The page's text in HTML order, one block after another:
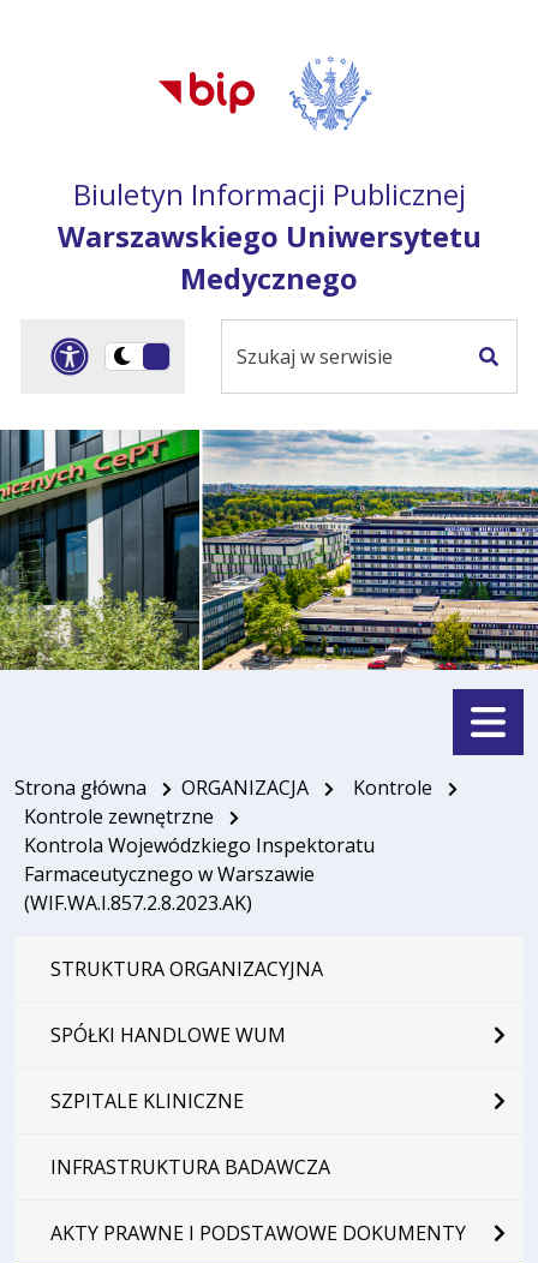
głównego menu
serwisu
Biuletyn Informacji Publicznej
Warszawskiego Uniwersytetu
Medycznego
Panel dostosowania
Przełącz
ciemną
serwisie
Menu
Strona główna ORGANIZACJA
Kontrole
Kontrole zewnętrzne
Kontrola Wojewódzkiego Inspektoratu
Farmaceutycznego w Warszawie
(WIF.WA.I.857.2.8.2023.AK)
STRUKTURA ORGANIZACYJNA
SPÓŁKI HANDLOWE WUM
SZPITALE KLINICZNE
INFRASTRUKTURA BADAWCZA
AKTY PRAWNE I PODSTAWOWE DOKUMENTY